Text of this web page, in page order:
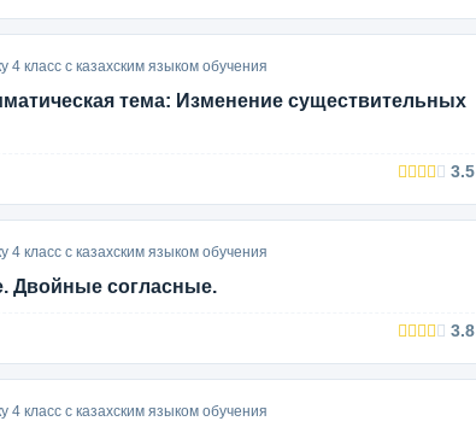
класс с казахским языком обучения
тема: Изменение существительных
3.5
класс с казахским языком обучения
Двойные согласные.
3.8
класс с казахским языком обучения